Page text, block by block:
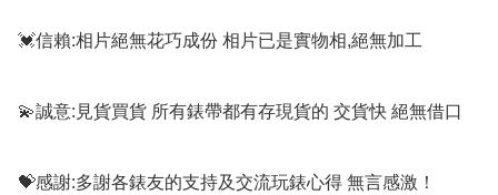
💓信賴:相片絕無花巧成份 相片已是實物相,絕無加工
💫誠意:見貨買貨 所有錶帶都有存現貨的 交貨快 絕無借口
💝感謝:多謝各錶友的支持及交流玩錶心得 無言感激！